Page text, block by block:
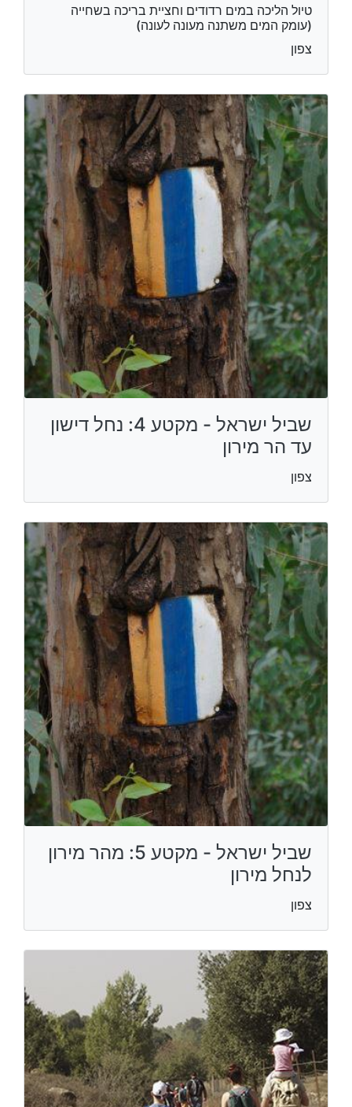
טיול הליכה במים רדודים וחציית בריכה בשחייה
(עומק המים משתנה מעונה לעונה)
צפון
שביל ישראל - מקטע 4: נחל דישון
עד הר מירון
צפון
שביל ישראל - מקטע 5: מהר מירון
לנחל מירון
צפון